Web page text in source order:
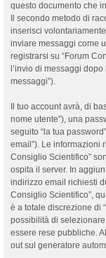
questo documento che
Il secondo metodo di
inserisci
inviare messaggi come
registrarsi su “Forum
l’invio di messaggi
messaggi”).
Il tuo account avrà, di
nome utente”), una
seguito “la tua
email”). Le informazioni
Consiglio Scientifico”
ospita il server. In
indirizzo email richiesti
Consiglio Scientifico”,
è a totale discrezione di
possibilità di
essere rese pubbliche.
out sul generatore